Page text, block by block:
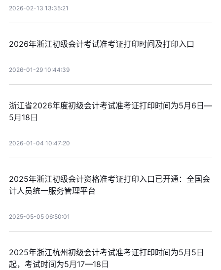
2026-02-13 13:35:21
2026年浙江初级会计考试准考证打印时间及打印入口
2026-01-29 10:44:39
浙江省2026年度初级会计考试准考证打印时间为5月6日—
5月18日
2026-01-04 10:47:20
2025年浙江初级会计资格准考证打印入口已开通：全国会
计人员统一服务管理平台
2025-05-05 06:50:01
2025年浙江杭州初级会计考试准考证打印时间为5月5日
起，考试时间为5月17—18日